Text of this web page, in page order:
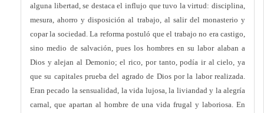
alguna libertad, se destaca el influjo que tuvo la virtud: disciplina,
mesura, ahorro y disposición al trabajo, al salir del monasterio y
copar la sociedad. La reforma postuló que el trabajo no era castigo,
sino medio de salvación, pues los hombres en su labor alaban a
Dios y alejan al Demonio; el rico, por tanto, podía ir al cielo, ya
que su capitales prueba del agrado de Dios por la labor realizada.
Eran pecado la sensualidad, la vida lujosa, la liviandad y la alegría
carnal, que apartan al hombre de una vida frugal y laboriosa. En